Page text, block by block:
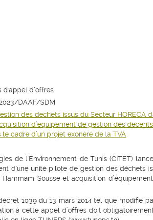
d'appel d’offres
DAAF/SDM
des dechets issus du Secteur HORECA
d’equipement de gestion des decehts
cadre d’un projet exonéré de la TVA
de l’Environnement de Tunis (CITET)
d'une unité pilote de gestion des déchets
Hammam Sousse et acquisition
1039 du 13 mars 2014tel que modifié
à cette appel d’offres doit